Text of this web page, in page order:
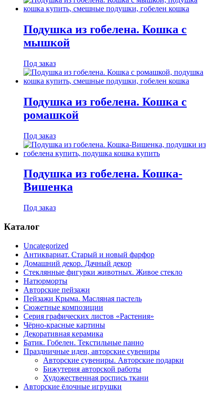
Подушка из гобелена. Кошка с
мышкой
Под заказ
Подушка из гобелена. Кошка с
ромашкой
Под заказ
Подушка из гобелена. Кошка-
Вишенка
Под заказ
Каталог
Uncategorized
Антиквариат. Старый и новый фарфор
Домашний декор. Дачный декор
Стеклянные фигурки животных. Живое стекло
Натюрморты
Авторские пейзажи
Пейзажи Крыма. Масляная пастель
Сюжетные композиции
Серия графических листов «Растения»
Чёрно-красные картины
Декоративная керамика
Батик. Гобелен. Текстильные панно
Праздничные идеи, авторские сувениры
Авторские сувениры. Авторские подарки
Бижутерия авторской работы
Художественная роспись ткани
Авторские ёлочные игрушки